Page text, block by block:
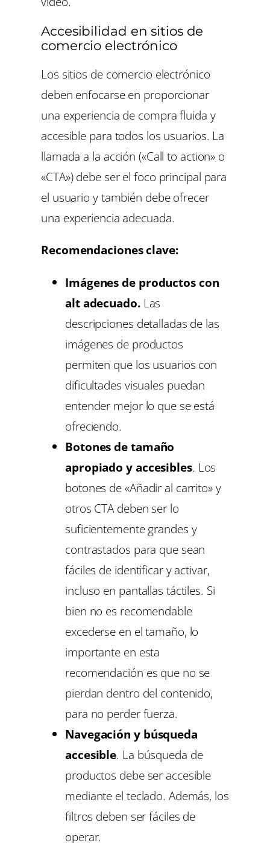
Accesibilidad en sitios de
comercio electrónico
Los sitios de comercio electrónico
deben enfocarse en proporcionar
una experiencia de compra fluida y
accesible para todos los usuarios. La
llamada a la acción («Call to action» o
«CTA») debe ser el foco principal para
el usuario y también debe ofrecer
una experiencia adecuada.
Recomendaciones clave:
Imágenes de productos con
alt adecuado.Las
descripciones detalladas de las
imágenes de productos
permiten que los usuarios con
dificultades visuales puedan
entender mejor lo que se está
ofreciendo.
Botones de tamaño
apropiado y accesibles. Los
botones de «Añadir al carrito» y
otros CTA deben ser lo
suficientemente grandes y
contrastados para que sean
fáciles de identificar y activar,
incluso en pantallas táctiles. Si
bien no es recomendable
excederse en el tamaño, lo
importante en esta
recomendación es que no se
pierdan dentro del contenido,
para no perder fuerza.
Navegación y búsqueda
accesible. La búsqueda de
productos debe ser accesible
mediante el teclado. Además, los
filtros deben ser fáciles de
operar.